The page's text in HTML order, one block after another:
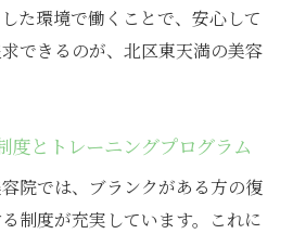
しい仲間と働く魅力
大阪市北区東天満で見つける
重視した求人を見極める方法
挑戦を後押しするサポート制
た環境で働くことで、安心して
できるのが、北区東天満の美容
度とトレーニングプログラム
院では、ブランクがある方の復
制度が充実しています。これに